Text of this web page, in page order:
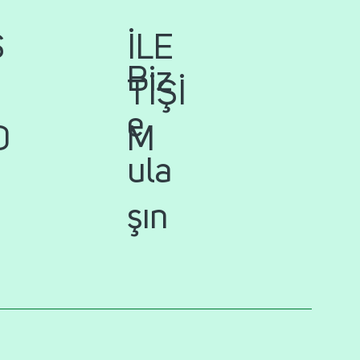
İLE
TİŞİ
M
Biz
e
ula
şın